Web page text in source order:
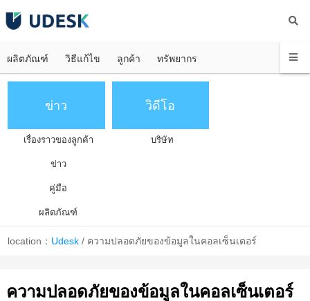
ผลิตภัณฑ์ วิธีแก้ไข ลูกค้า ทรัพยากร
ข่าว
เรื่องราวของลูกค้า
ข่าว
คู่มือ
ผลิตภัณฑ์
วิดีโอ
บริษัท
location： Udesk / ความปลอดภัยของข้อมูลในคอลเซ็นเตอร์
ความปลอดภัยของข้อมูลในคอลเซ็นเตอร์